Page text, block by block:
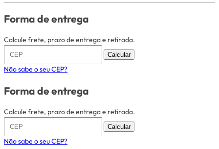
Forma de entrega
Calcule frete, prazo de entrega e retirada.
Calcular
Não sabe o seu CEP?
Forma de entrega
Calcule frete, prazo de entrega e retirada.
Calcular
Não sabe o seu CEP?